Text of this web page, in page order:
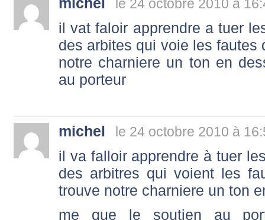
le 24 octobre 2010 à
il vat faloir apprendre a tuer
des arbites qui voie les
notre charniere un ton en
au porteur
michel le 24 octobre 2010 à
il va falloir apprendre à tuer
des arbitres qui voient les
trouve notre charniere un ton
me que le soutien au